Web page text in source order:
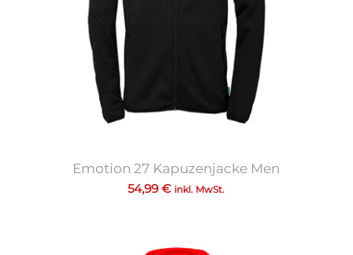
Emotion 27 Kapuzenjacke Men
54,99€ inkl. MwSt.